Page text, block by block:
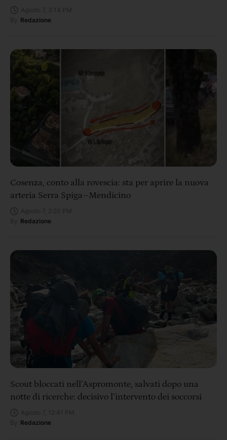
Redazione
Cosenza, conto alla rovescia: sta per aprire la nuova
arteria Serra Spiga–Mendicino
Redazione
Scout bloccati nell’Aspromonte, salvati dopo una
notte di ricerche: decisivo l’intervento dei soccorsi
Redazione